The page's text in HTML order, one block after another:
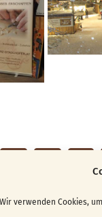
Wir verwenden Cookies,